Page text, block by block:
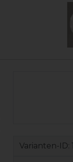
Varianten-ID: